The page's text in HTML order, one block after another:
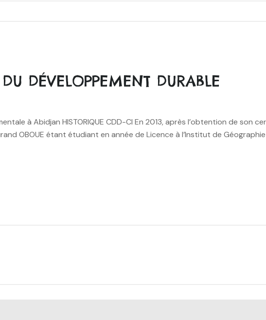
DÉVELOPPEMENT DURABLE
à Abidjan HISTORIQUE CDD-CI En 2013, après l’obtention de
OBOUE étant étudiant en année de Licence à l’Institut de